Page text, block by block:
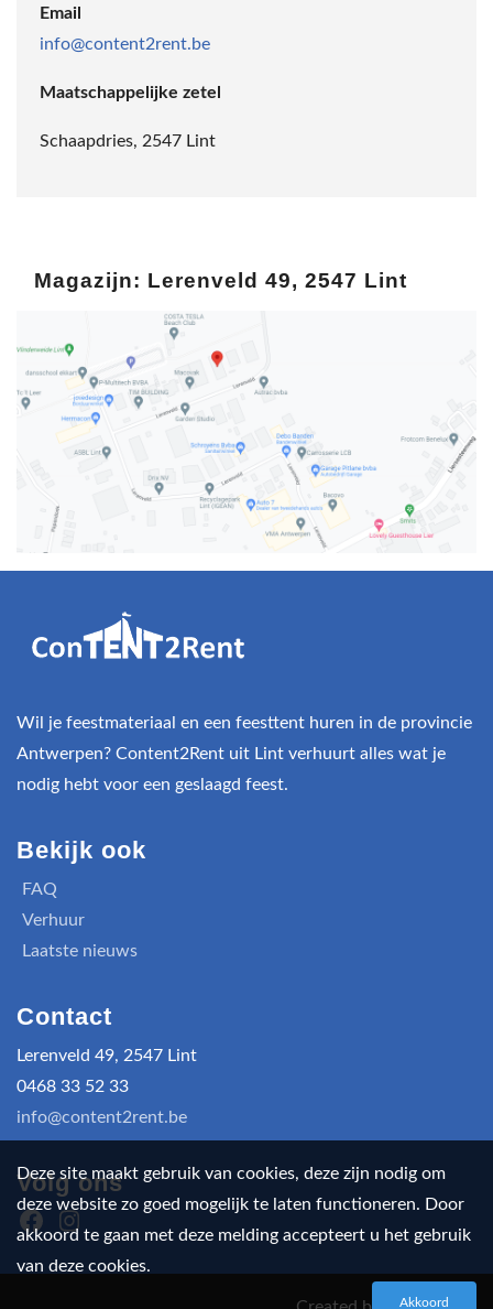
Email
info@content2rent.be
Maatschappelijke zetel
Schaapdries, 2547 Lint
Magazijn: Lerenveld 49, 2547 Lint
Deze site maakt gebruik van cookies, deze zijn nodig om
deze website zo goed mogelijk te laten functioneren. Door
akkoord te gaan met deze melding accepteert u het gebruik
van deze cookies.
Akkoord
Wil je feestmateriaal en een feesttent huren in de provincie
Antwerpen? Content2Rent uit Lint verhuurt alles wat je
nodig hebt voor een geslaagd feest.
Bekijk ook
FAQ
Verhuur
Laatste nieuws
Contact
Lerenveld 49, 2547 Lint
0468 33 52 33
info@content2rent.be
Volg ons